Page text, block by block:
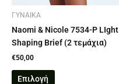
ΓΥΝΑΙΚΑ
Naomi & Nicole 7534-P LIght
Shaping Brief (2 τεμάχια)
€50,00
Επιλογή
του
προϊόντος